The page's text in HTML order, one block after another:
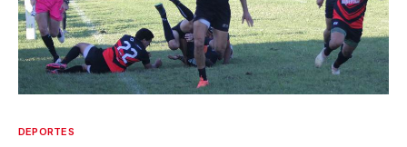
DEPORTES